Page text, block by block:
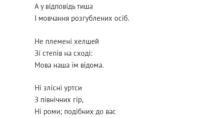
А у відповідь тиша
І мовчання розгублених осіб.
Не племені хелшей
Зі степів на сході:
Мова наша їм відома.
Ні злісні уртси
З північних гір,
Ні роми; подібних до вас